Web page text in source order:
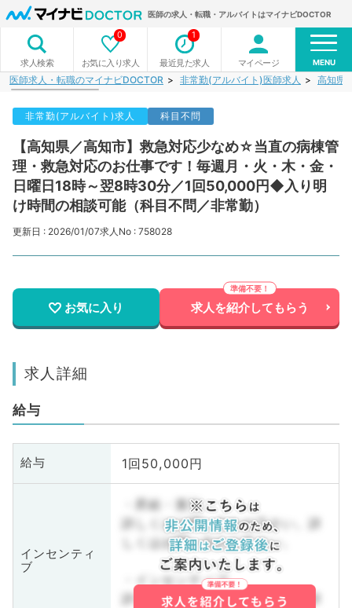
医師の求人・転職・アルバイトはマイナビDOCTOR
求人検索 お気に入り求人
0
最近見た求人
1
マイページ MENU
医師求人・転職のマイナビDOCTOR 非常勤(アルバイト)医師求人 高知県
非常勤(アルバイト)求人 科目不問
【高知県／高知市】救急対応少なめ☆当直の病棟管
理・救急対応のお仕事です！毎週月・火・木・金・
日曜日18時～翌8時30分／1回50,000円◆入り明
け時間の相談可能（科目不問／非常勤）
更新日 : 2026/01/07求人No : 758028
お気に入り 求人を紹介してもらう
求人詳細
給与
給与 1回50,000円
インセンティ
ブ
・昇給・賞与
詳しくはお問い合わせ下さい。詳
しくはお問い合わせ下さい。
・インセンティブ
詳しくはお問い合わせ下さい。詳